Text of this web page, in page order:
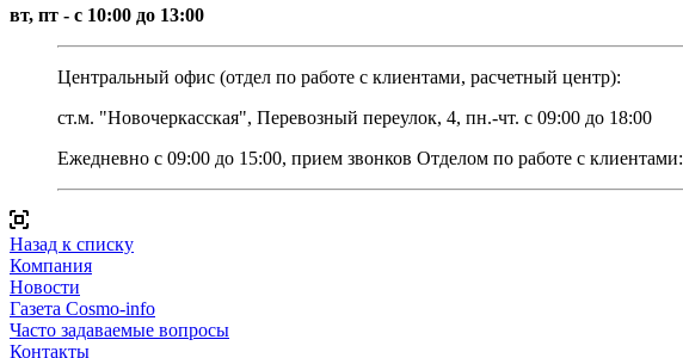
вт, пт - с 10:00 до 13:00
Центральный офис (отдел по работе с клиентами, расчетный центр):
ст.м. "Новочеркасская", Перевозный переулок, 4, пн.-чт. с 09:00 до 18:00
Ежедневно с 09:00 до 15:00, прием звонков Отделом по работе с клиентами:
Назад к списку
Компания
Новости
Газета Cosmo-info
Часто задаваемые вопросы
Контакты